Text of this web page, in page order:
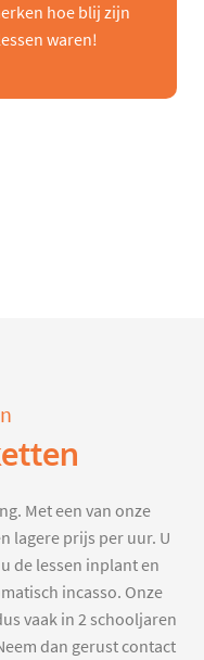
hoe blij zijn
waren!
Met een van onze
lagere prijs per uur. U
de lessen inplant en
incasso. Onze
vaak in 2 schooljaren
dan gerust contact